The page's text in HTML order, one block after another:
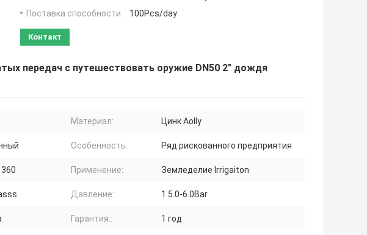
Поставка способности:
100Pcs/day
Контакт
передач с путешествовать оружие DN50 2" дождя
Материал: Цинк Aolly
Особенность: Ряд рискованного предприятия
Применение: Земледелие Irrigaiton
Давление: 1.5.0-6.0Bar
Гарантия:: 1 год